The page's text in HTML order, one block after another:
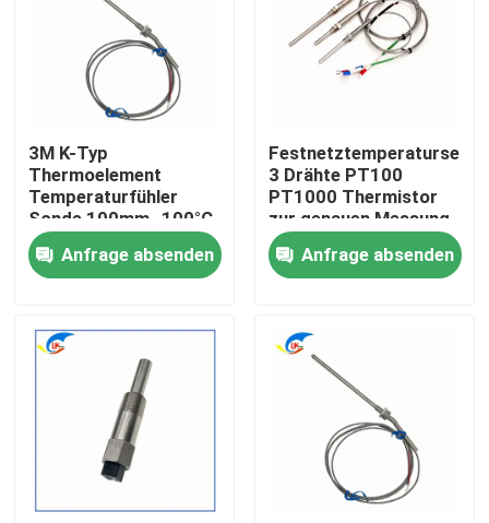
Zu Hause
Über uns
3M K-Typ
Thermoelement
Temperaturfühler
Sonde 100mm -100°C
bis 1250°C Bereich
Anfrage absenden
3 Drähte PT100
PT1000 Thermistor
zur genauen Messung
Anfrage absenden